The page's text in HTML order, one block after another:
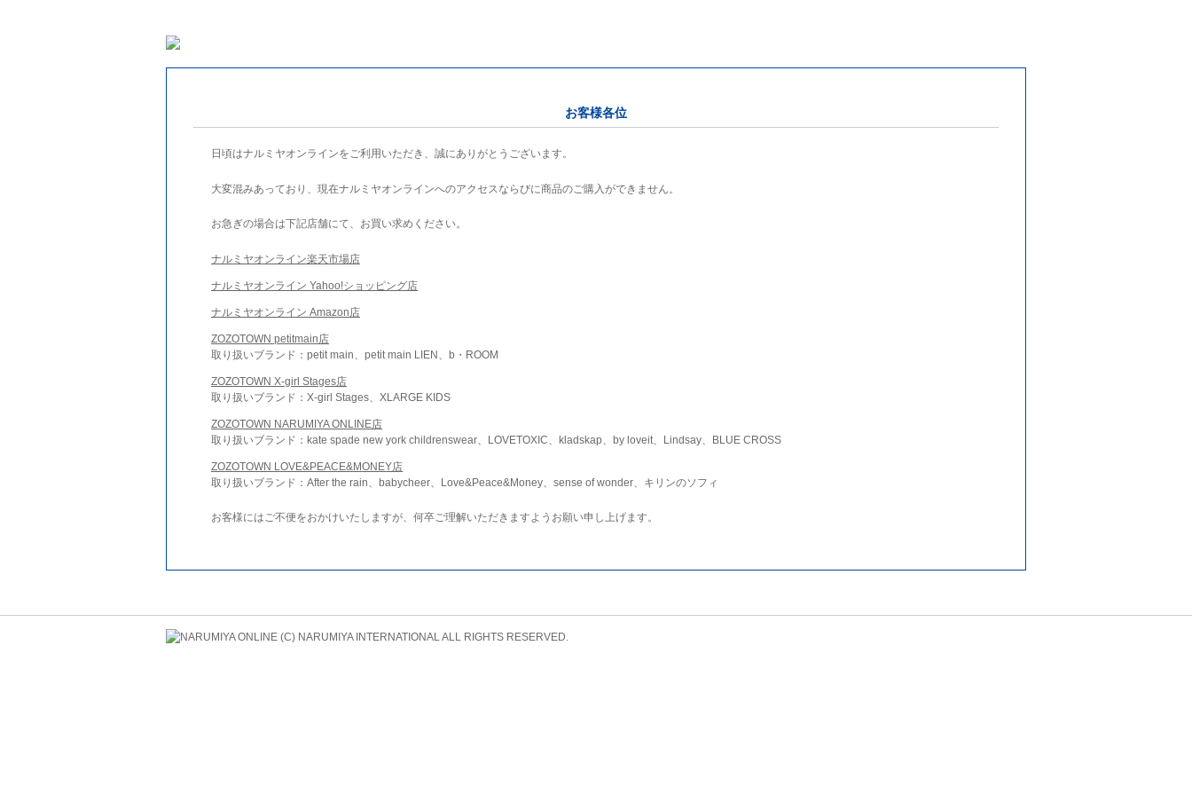
お客様各位
日頃はナルミヤオンラインをご利用いただき、誠にありがとうございます。
大変混みあっており、現在ナルミヤオンラインへのアクセスならびに商品のご購入ができません。
お急ぎの場合は下記店舗にて、お買い求めください。
ナルミヤオンライン楽天市場店
ナルミヤオンライン Yahoo!ショッピング店
ナルミヤオンライン Amazon店
ZOZOTOWN petitmain店
取り扱いブランド：petit main、petit main LIEN、b・ROOM
ZOZOTOWN X-girl Stages店
取り扱いブランド：X-girl Stages、XLARGE KIDS
ZOZOTOWN NARUMIYA ONLINE店
取り扱いブランド：kate spade new york childrenswear、LOVETOXIC、kladskap、by loveit、Lindsay、BLUE CROSS
ZOZOTOWN LOVE&PEACE&MONEY店
取り扱いブランド：After the rain、babycheer、Love&Peace&Money、sense of wonder、キリンのソフィ
お客様にはご不便をおかけいたしますが、何卒ご理解いただきますようお願い申し上げます。